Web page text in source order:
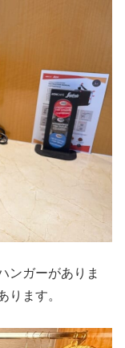
ンガーがありま
ります。